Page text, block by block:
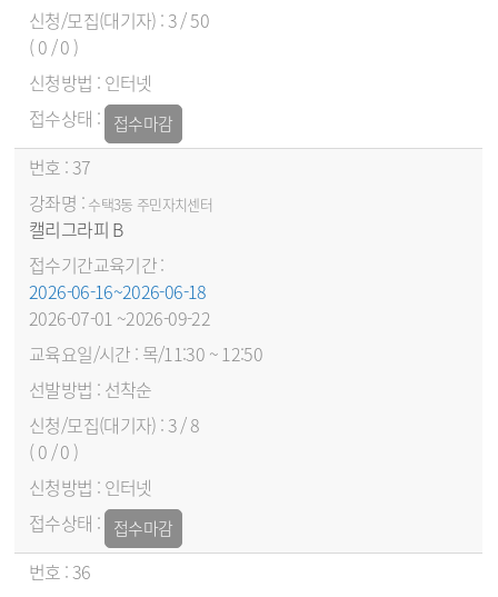
3 / 50
( 0 / 0 )
인터넷
접수마감
37
수택3동 주민자치센터
캘리그라피 B
2026-06-16~2026-06-18
2026-07-01 ~2026-09-22
목/11:30 ~ 12:50
선착순
3 / 8
( 0 / 0 )
인터넷
접수마감
36